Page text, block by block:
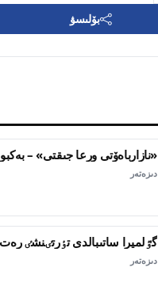
بۆلىسۋ
«نازارباەۆتى ورعا جىقتى» –
دىزەتەر
گٷلميرا ساتىبالدى تٶرتٸنشٸ
دىزەتەر